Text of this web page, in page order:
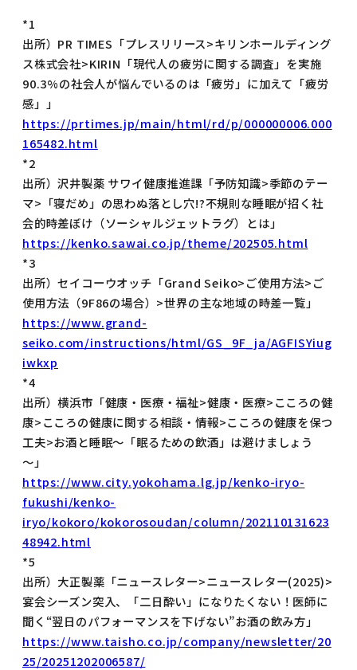
*1
出所）PR TIMES「プレスリリース>キリンホールディング
ス株式会社>KIRIN「現代人の疲労に関する調査」を実施
90.3%の社会人が悩んでいるのは「疲労」に加えて「疲労
感」」
https://prtimes.jp/main/html/rd/p/000000006.000
165482.html
*2
出所）沢井製薬 サワイ健康推進課「予防知識>季節のテー
マ>「寝だめ」の思わぬ落とし穴!?不規則な睡眠が招く社
会的時差ぼけ（ソーシャルジェットラグ）とは」
https://kenko.sawai.co.jp/theme/202505.html
*3
出所）セイコーウオッチ「Grand Seiko>ご使用方法>ご
使用方法（9F86の場合）>世界の主な地域の時差一覧」
https://www.grand-
seiko.com/instructions/html/GS_9F_ja/AGFISYiug
iwkxp
*4
出所）横浜市「健康・医療・福祉>健康・医療>こころの健
康>こころの健康に関する相談・情報>こころの健康を保つ
工夫>お酒と睡眠～「眠るための飲酒」は避けましょう
～」
https://www.city.yokohama.lg.jp/kenko-iryo-
fukushi/kenko-
iryo/kokoro/kokorosoudan/column/202110131623
48942.html
*5
出所）大正製薬「ニュースレター>ニュースレター(2025)>
宴会シーズン突入、「二日酔い」になりたくない！医師に
聞く“翌日のパフォーマンスを下げない”お酒の飲み方」
https://www.taisho.co.jp/company/newsletter/20
25/20251202006587/